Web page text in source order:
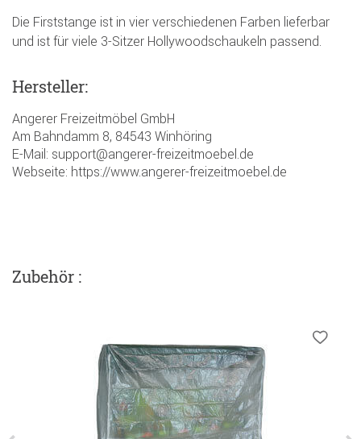
Die Firststange ist in vier verschiedenen Farben lieferbar
und ist für viele 3-Sitzer Hollywoodschaukeln passend.
Hersteller:
Angerer Freizeitmöbel GmbH
Am Bahndamm 8, 84543 Winhöring
E-Mail: support@angerer-freizeitmoebel.de
Webseite: https://www.angerer-freizeitmoebel.de
Zubehör :